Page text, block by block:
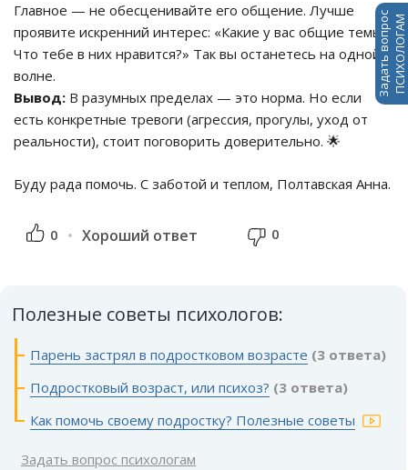
Главное — не обесценивайте его общение. Лучше
проявите искренний интерес: «Какие у вас общие темы?
Что тебе в них нравится?» Так вы останетесь на одной
волне.
Вывод: В разумных пределах — это норма. Но если
есть конкретные тревоги (агрессия, прогулы, уход от
реальности), стоит поговорить доверительно. 🌟
Буду рада помочь. С заботой и теплом, Полтавская Анна.
0 Хороший ответ 0
Полезные советы психологов:
Парень застрял в подростковом возрасте (3 ответа)
Подростковый возраст, или психоз? (3 ответа)
Как помочь своему подростку? Полезные советы
Задать вопрос психологам
Задать вопросПСИХОЛОГАМ